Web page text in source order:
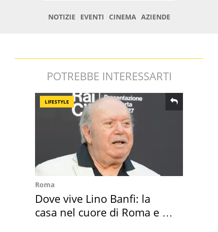
POTREBBE INTERESSARTI
LIFESTYLE
Roma
Dove vive Lino Banfi: la
casa nel cuore di Roma e i